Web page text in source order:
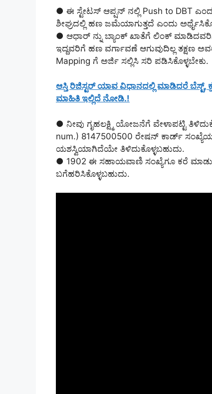
● ಈ ಸ್ಟೇಟಸ್ ಆಪ್ಷನ್ ನಲ್ಲಿ Push to DBT
ಶೀಘ್ರದಲ್ಲಿ ಹಣ ಜಮೆಯಾಗುತ್ತದೆ ಎಂದು
● ಆಧಾರ್ ನ್ನು ಬ್ಯಾಂಕ್ ಖಾತೆಗೆ ಲಿಂಕ್
ಇದ್ದವರಿಗೆ ಹಣ ವರ್ಗಾವಣೆ ಆಗುವುದಿಲ್ಲ ತಕ್ಷಣ
Mapping ಗೆ ಅರ್ಜಿ ಸಲ್ಲಿಸಿ ಸರಿ ಪಡಿಸಿಕೊಳ್ಳಬೇಕು.
ಆಸ್ತಿ ರಿಜಿಸ್ಟರ್ ಯಾವ ವಿಧಾನದಲ್ಲಿ ಮಾಡಿದರೆ ಬೆಸ್ಟ್,
ಮಾಹಿತಿ ಇಲ್ಲಿದೆ ನೋಡಿ.!
● ನೀವು ಗೃಹಲಕ್ಷ್ಮಿ ಯೋಜನೆಗೆ ವೇಳಾಪಟ್ಟಿ
num.) 8147500500 ರೇಷನ್ ಕಾರ್ಡ್
ಯಶಸ್ವಿಯಾಗಿದೆಯೇ ತಿಳಿದುಕೊಳ್ಳಬಹುದು.
● 1902 ಈ ಸಹಾಯವಾಣಿ ಸಂಖ್ಯೆಗೂ ಕರೆ
ಬಗೆಹರಿಸಿಕೊಳ್ಳಬಹುದು.